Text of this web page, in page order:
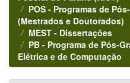
POS - Programas de
(Mestrados e Doutorados)
MEST - Dissertações
PB - Programa de Pós-
Elétrica e de Computação